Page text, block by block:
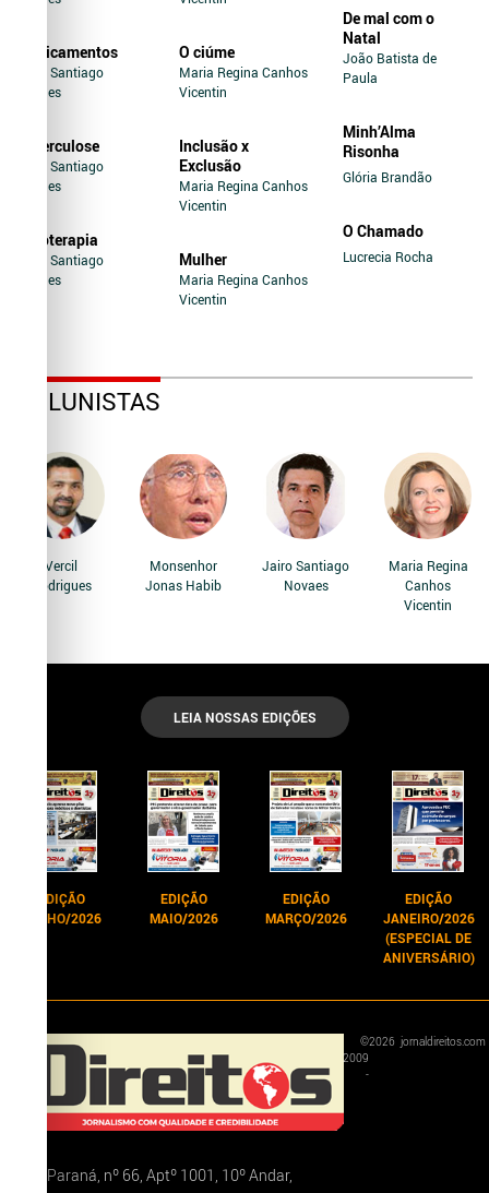
Medicamentos
Jairo Santiago
Novaes
Tuberculose
Jairo Santiago
Novaes
Soroterapia
Jairo Santiago
Novaes
O ciúme
Maria Regina Canhos
Vicentin
Inclusão x
Exclusão
Maria Regina Canhos
Vicentin
Mulher
Maria Regina Canhos
Vicentin
De mal com o
Natal
João Batista de
Paula
Minh’Alma
Risonha
Glória Brandão
O Chamado
Lucrecia Rocha
COLUNISTAS
Vercil
Rodrigues
Monsenhor
Jonas Habib
Jairo Santiago
Novaes
Maria Regina
Canhos
Vicentin
LEIA NOSSAS EDIÇÕES
EDIÇÃO
JUNHO/2026
EDIÇÃO
MAIO/2026
EDIÇÃO
MARÇO/2026
EDIÇÃO
JANEIRO/2026
(ESPECIAL DE
ANIVERSÁRIO)
Rua Paraná, nº 66, Aptº 1001, 10º Andar,
©
2009
-
2026 jornaldireitos.com